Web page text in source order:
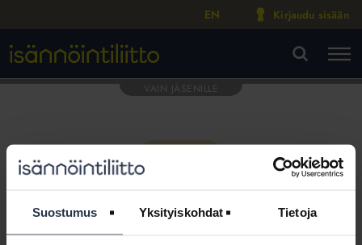
Suostumus Yksityiskohdat Tietoja
EN Kirjaudu sisään